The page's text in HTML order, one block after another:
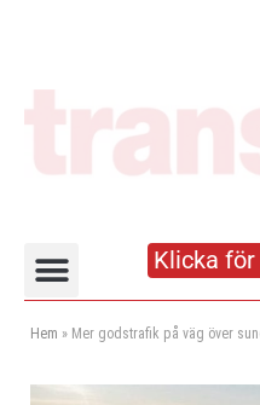
Klicka
Hem » Mer godstrafik på väg över